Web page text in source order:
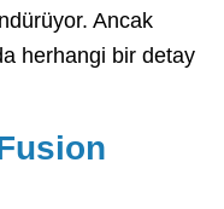
Ancak
herhangi bir detay